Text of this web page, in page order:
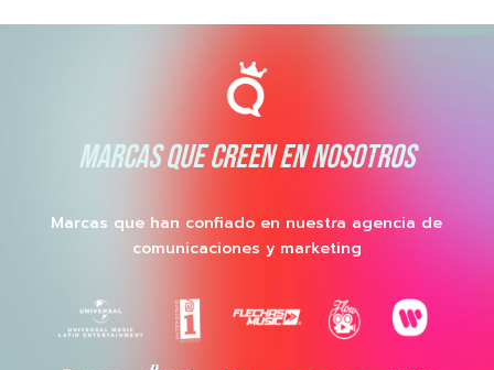
MARCAS QUE CREEN EN NOSOTROS
Marcas que han confiado en nuestra agencia de
comunicaciones y marketing